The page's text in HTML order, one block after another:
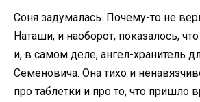
Соня задумалась. Почему-то не
Наташи, и наоборот, показалось,
и, в самом деле, ангел-хранитель
Семеновича. Она тихо и
про таблетки и про то, что пришло